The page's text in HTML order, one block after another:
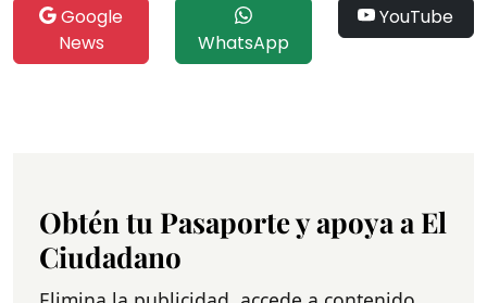
Google
News
WhatsApp
YouTube
Obtén tu Pasaporte y apoya a El
Ciudadano